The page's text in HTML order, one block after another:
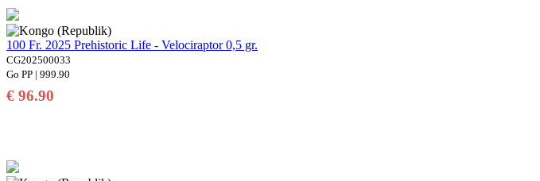
100 Fr. 2025 Prehistoric Life - Velociraptor 0,5 gr.
CG202500033
Go PP | 999.90
€ 96.90